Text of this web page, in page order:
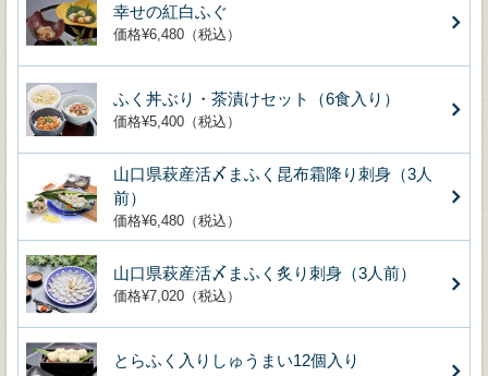
幸せの紅白ふぐ
価格¥6,480（税込）
ふく丼ぶり・茶漬けセット（6食入り）
価格¥5,400（税込）
山口県萩産活〆まふく昆布霜降り刺身（3人
前）
価格¥6,480（税込）
山口県萩産活〆まふく炙り刺身（3人前）
価格¥7,020（税込）
とらふく入りしゅうまい12個入り